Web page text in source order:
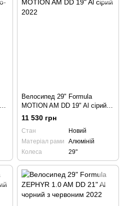
Велосипед 29" Formula
MOTION AM DD 19" Al сірий
2022
11 530 грн
Стан
Новий
Матеріал рами
Алюміній
Колеса
29"